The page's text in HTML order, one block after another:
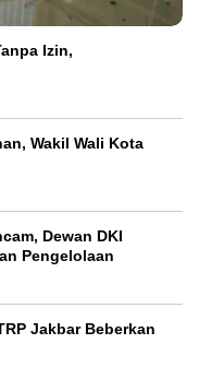
Izin,
Wakil Wali Kota
Dewan DKI
Pengelolaan
Jakbar Beberkan